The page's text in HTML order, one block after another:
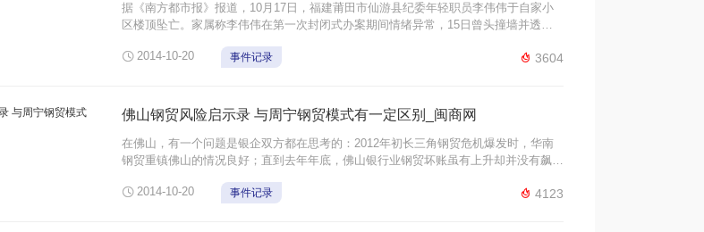
据《南方都市报》报道，10月17日，福建莆田市仙游县纪委年轻职员李伟伟于自家小
区楼顶坠亡。家属称李伟伟在第一次封闭式办案期间情绪异常，15日曾头撞墙并透露
杀可能，鲤城派出所和仙游县纪委相关负责人均表示正在现场善后、不便透露案情。办
 2014-10-20 事件记录  3604
佛山钢贸风险启示录 与周宁钢贸模式有一定区别_闽商网
在佛山，有一个问题是银企双方都在思考的：2012年初长三角钢贸危机爆发时，华南
钢贸重镇佛山的情况良好；直到去年年底，佛山银行业钢贸坏账虽有上升却并没有飙
如山倒”。信贷逾期集中爆发的时间点，是长三角钢贸危机爆发两年以后。情况有多严
 2014-10-20 事件记录  4123